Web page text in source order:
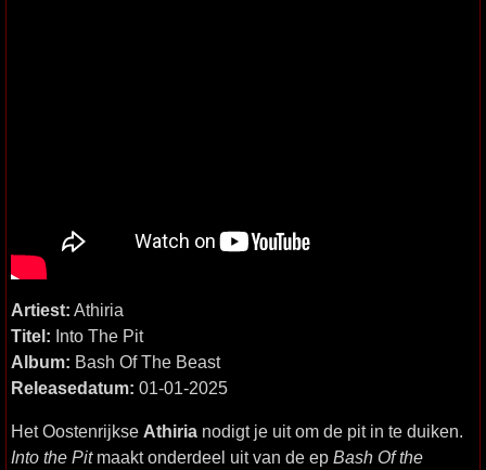
Artiest: Athiria
Titel: Into The Pit
Album: Bash Of The Beast
Releasedatum: 01-01-2025
Het Oostenrijkse Athiria nodigt je uit om de pit in te duiken.
Into the Pitmaakt onderdeel uit van de ep Bash Of the